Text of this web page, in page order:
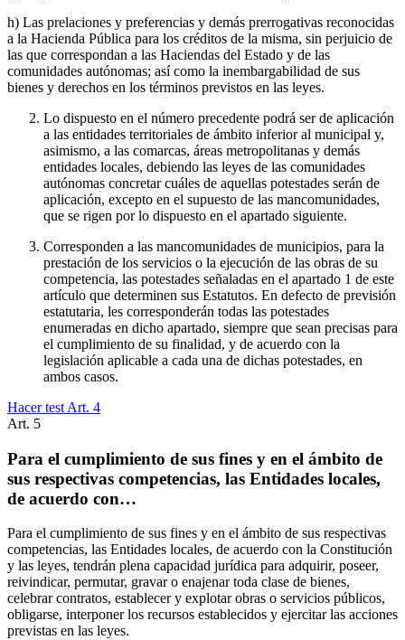
h) Las prelaciones y preferencias y demás prerrogativas reconocidas
a la Hacienda Pública para los créditos de la misma, sin perjuicio de
las que correspondan a las Haciendas del Estado y de las
comunidades autónomas; así como la inembargabilidad de sus
bienes y derechos en los términos previstos en las leyes.
Lo dispuesto en el número precedente podrá ser de aplicación
a las entidades territoriales de ámbito inferior al municipal y,
asimismo, a las comarcas, áreas metropolitanas y demás
entidades locales, debiendo las leyes de las comunidades
autónomas concretar cuáles de aquellas potestades serán de
aplicación, excepto en el supuesto de las mancomunidades,
que se rigen por lo dispuesto en el apartado siguiente.
Corresponden a las mancomunidades de municipios, para la
prestación de los servicios o la ejecución de las obras de su
competencia, las potestades señaladas en el apartado 1 de este
artículo que determinen sus Estatutos. En defecto de previsión
estatutaria, les corresponderán todas las potestades
enumeradas en dicho apartado, siempre que sean precisas para
el cumplimiento de su finalidad, y de acuerdo con la
legislación aplicable a cada una de dichas potestades, en
ambos casos.
Hacer test Art. 4
Art. 5
Para el cumplimiento de sus fines y en el ámbito de
sus respectivas competencias, las Entidades locales,
de acuerdo con…
Para el cumplimiento de sus fines y en el ámbito de sus respectivas
competencias, las Entidades locales, de acuerdo con la Constitución
y las leyes, tendrán plena capacidad jurídica para adquirir, poseer,
reivindicar, permutar, gravar o enajenar toda clase de bienes,
celebrar contratos, establecer y explotar obras o servicios públicos,
obligarse, interponer los recursos establecidos y ejercitar las acciones
previstas en las leyes.